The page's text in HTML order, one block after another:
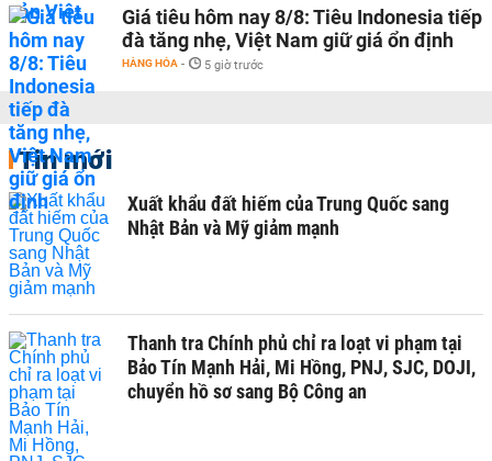
Giá tiêu hôm nay 8/8: Tiêu Indonesia tiếp
đà tăng nhẹ, Việt Nam giữ giá ổn định
HÀNG HÓA - 5 giờ trước
Tin mới
Xuất khẩu đất hiếm của Trung Quốc sang
Nhật Bản và Mỹ giảm mạnh
Thanh tra Chính phủ chỉ ra loạt vi phạm tại
Bảo Tín Mạnh Hải, Mi Hồng, PNJ, SJC, DOJI,
chuyển hồ sơ sang Bộ Công an